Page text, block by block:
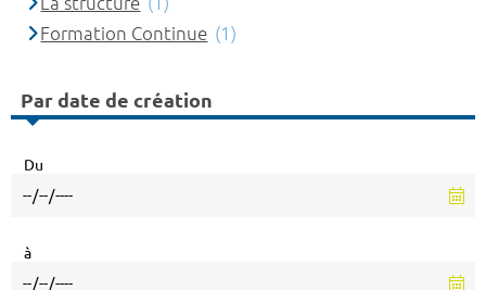
Formation Continue (1)
Par date de création
Du
à